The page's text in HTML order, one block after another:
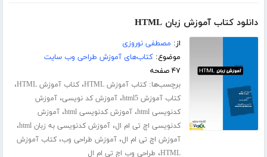
دانلود کتاب آموزش زبان HTML
از: مصطفی نوروزی
موضوع:کتاب‌های آموزش طراحی وب سایت
۴۷ صفحه
برچسب‌ها:کتاب آموزش HTML ،کتاب آموزش HTML ،
کتاب آموزش html5 ،آموزش کد نویسی،آموزش
کدنویسی html
،آموزش کدنویسی html ،آموزش
کدنویسی اچ تی ام ال،آموزش کدنویسی به زبان html ،
آموزش اچ تی ام ال،آموزش طراحی وب،کتاب آموزش
HTML، طراحی وب اچ تی ام ال